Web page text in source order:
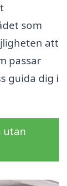
som
att
passar
guida dig i
utan